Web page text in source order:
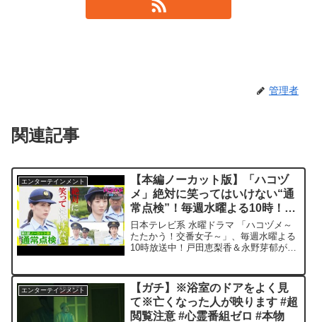
管理者
関連記事
エンターテインメント
【本編ノーカット版】「ハコヅ
メ」絶対に笑ってはいけない“通
常点検”！毎週水曜よる10時！
【戸田恵梨香&永野芽郁 W主演】
【日テレドラマ公式】
日本テレビ系 水曜ドラマ 「ハコヅメ～
たたかう！交番女子～」、毎週水曜よる
10時放送中！戸田恵梨香＆永野芽郁がW
事＆天然新人の交番女子凸凹ペア、誕
生！原作は、講談社「...
エンターテインメント
【ガチ】※浴室のドアをよく見
て※亡くなった人が映ります #超
閲覧注意 #心霊番組ゼロ #本物